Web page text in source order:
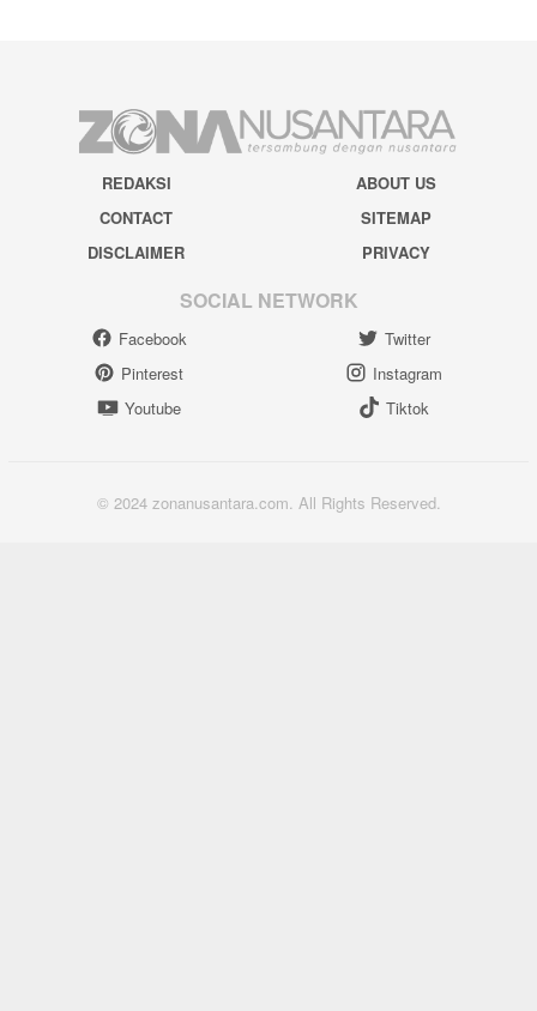
REDAKSI
ABOUT US
CONTACT
SITEMAP
DISCLAIMER
PRIVACY
SOCIAL NETWORK
Facebook
Twitter
Pinterest
Instagram
Youtube
Tiktok
© 2024 zonanusantara.com. All Rights Reserved.